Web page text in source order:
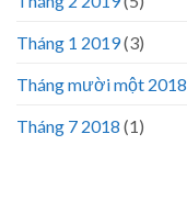
Tháng 1 2019(3)
Tháng mười một 2018
Tháng 7 2018 (1)